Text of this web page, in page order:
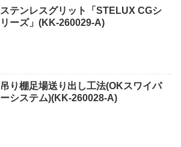
ステンレスグリット「STELUX CGシ
リーズ」(KK-260029-A)
吊り棚足場送り出し工法(OKスワイパ
ーシステム)(KK-260028-A)